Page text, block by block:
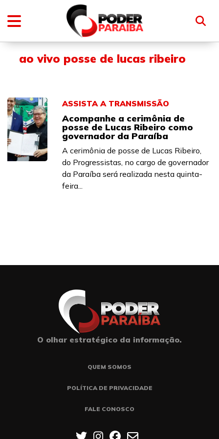
ao vivo posse de lucas ribeiro
ASSISTA A TRANSMISSÃO
Acompanhe a cerimônia de
posse de Lucas Ribeiro como
governador da Paraíba
A cerimônia de posse de Lucas Ribeiro,
do Progressistas, no cargo de governador
da Paraíba será realizada nesta quinta-
feira...
O olhar estratégico da informação.
QUEM SOMOS
POLÍTICA DE PRIVACIDADE
FALE CONOSCO